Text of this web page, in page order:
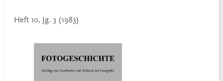
Heft 10, Jg. 3 (1983)